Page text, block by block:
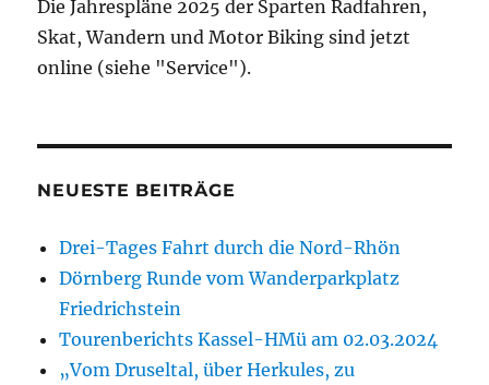
Die Jahrespläne 2025 der Sparten Radfahren,
Skat, Wandern und Motor Biking sind jetzt
online (siehe "Service").
NEUESTE BEITRÄGE
Drei-Tages Fahrt durch die Nord-Rhön
Dörnberg Runde vom Wanderparkplatz
Friedrichstein
Tourenberichts Kassel-HMü am 02.03.2024
„Vom Druseltal, über Herkules, zu